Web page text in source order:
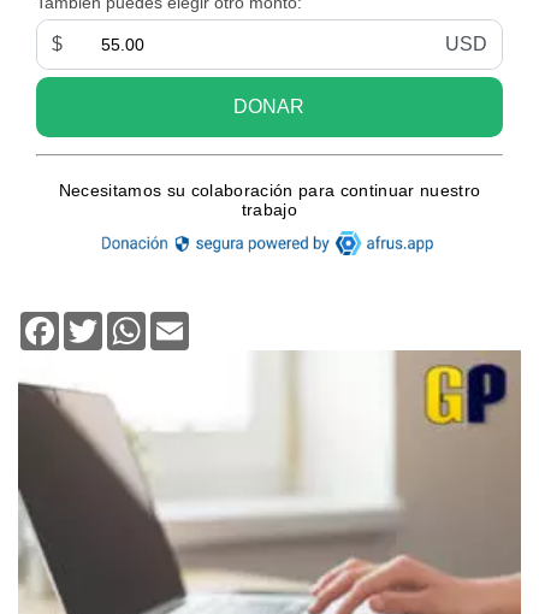
Facebook
TwitterWhatsApp